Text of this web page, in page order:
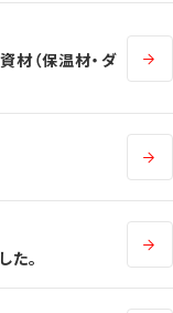
材（保温材・ダ
。